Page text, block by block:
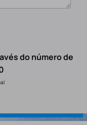
do número de